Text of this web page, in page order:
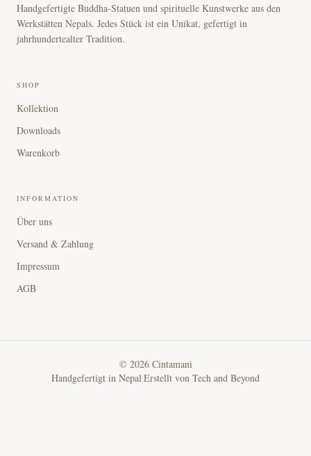
Handgefertigte Buddha-Statuen und spirituelle Kunstwerke aus den
Werkstätten Nepals. Jedes Stück ist ein Unikat, gefertigt in
jahrhundertealter Tradition.
SHOP
Kollektion
Downloads
Warenkorb
INFORMATION
Über uns
Versand & Zahlung
Impressum
AGB
© 2026Cintamani
Handgefertigt in Nepal|Erstellt von Tech and Beyond